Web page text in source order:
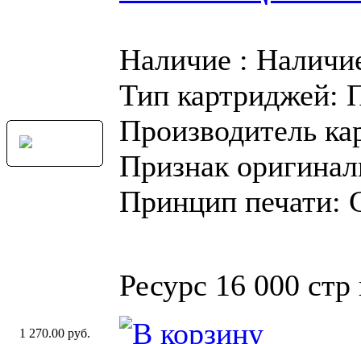
Наличие :
Тип картриджей:
Производитель
Признак
Принцип печати:
Ресурс 16 000
1 270.00 руб.